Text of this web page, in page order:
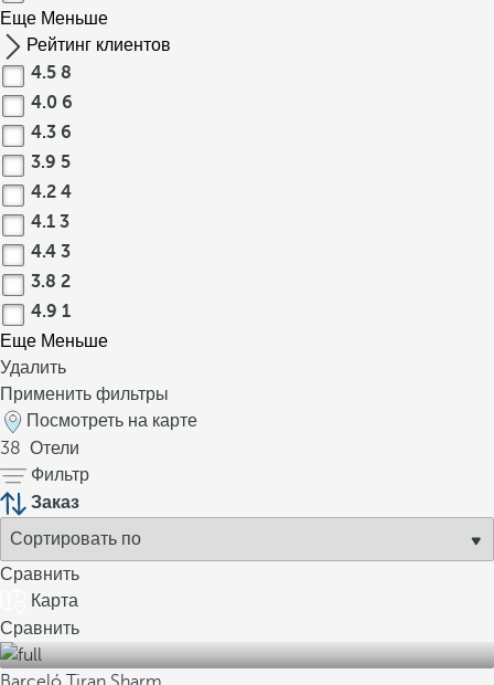
Еще Меньше
Рейтинг клиентов
4.5 8
4.0 6
4.3 6
3.9 5
4.2 4
4.1 3
4.4 3
3.8 2
4.9 1
Еще Меньше
Удалить
Применить фильтры
Посмотреть на карте
38 Отели
Фильтр
Заказ
Сравнить
Карта
Сравнить